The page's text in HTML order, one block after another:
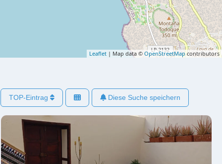
Leaflet | Map data © OpenStreetMapcontributors
TOP-Eintrag Diese Suche speichern